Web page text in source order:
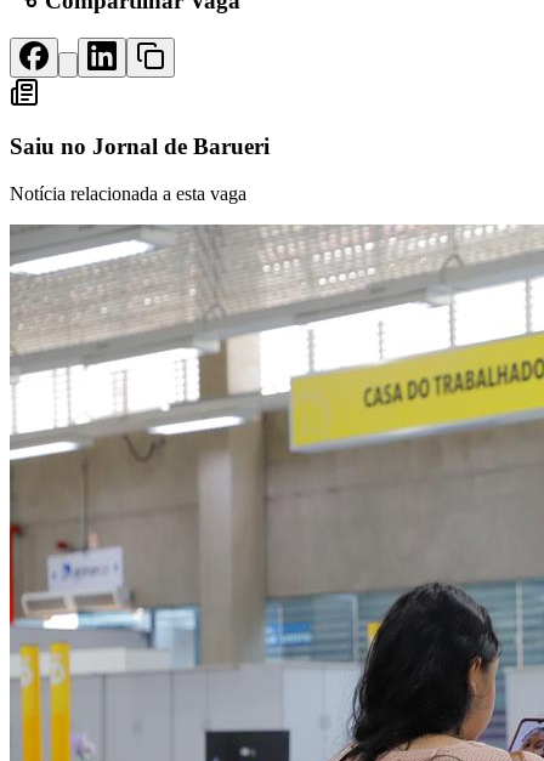
Anuncie Regional
Hub de Negócios
Selo Verificado
Agenda de Vestibulares
Vagas de Emprego
Concursos
Panorama Econômico
Panorama Econômico
Para Sua Empresa
Anuncie no Portal
Verificar Empresa
Novo
NBA
NFL
Fórmula 1
UFC
Tênis (ATP)
MLB
NHL
Vôlei
NBB
Saiu no Jornal de Barueri
Notícia relacionada a esta vaga